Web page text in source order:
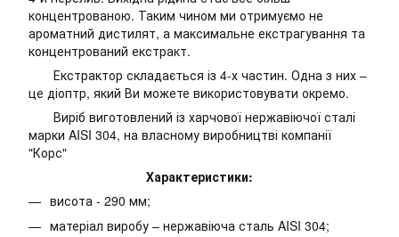
концентрованою. Таким чином ми отримуємо не
ароматний дистилят, а максимальне екстрагування та
концентрований екстракт.
Екстрактор складається із 4-х частин. Одна з них –
це діоптр, який Ви можете використовувати окремо.
Виріб виготовлений із харчової нержавіючої сталі
марки AISI 304, на власному виробництві компанії
"Корс"
Характеристики:
висота - 290 мм;
матеріал виробу – нержавіюча сталь AISI 304;